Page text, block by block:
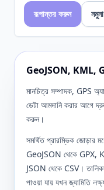
রূপান্তর করুন নমুনা
GeoJSON, KML,
মানচিত্র সম্পাদক, GPS
ডেটা আমদানি করার আগে
করুন।
সমর্থিত প্রারম্ভিক জোড়ার
GeoJSON থেকে GPX,
JSON থেকে CSV।
পাওয়া যায় যখন জ্যামিতি